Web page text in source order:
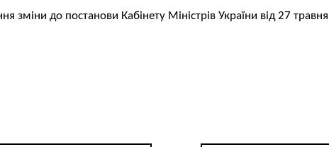
зміни до постанови Кабінету Міністрів України від 27